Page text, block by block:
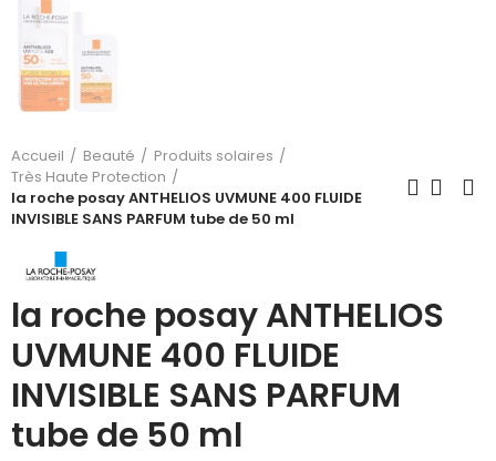
Accueil Beauté
Produits solaires
Très Haute Protection
la roche posay ANTHELIOS UVMUNE 400 FLUIDE
INVISIBLE SANS PARFUM tube de 50 ml
la roche posay ANTHELIOS
UVMUNE 400 FLUIDE
INVISIBLE SANS PARFUM
tube de 50 ml